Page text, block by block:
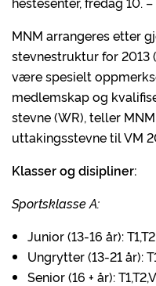
MNM arrangeres etter
stevnestruktur for 2013
være spesielt
medlemskap og
stevne (WR), teller
uttakingsstevne til VM
Klasser og disipliner:
Sportsklasse A:
Junior (13-16 år):
Ungrytter (13-21 år):
Senior (16 + år):